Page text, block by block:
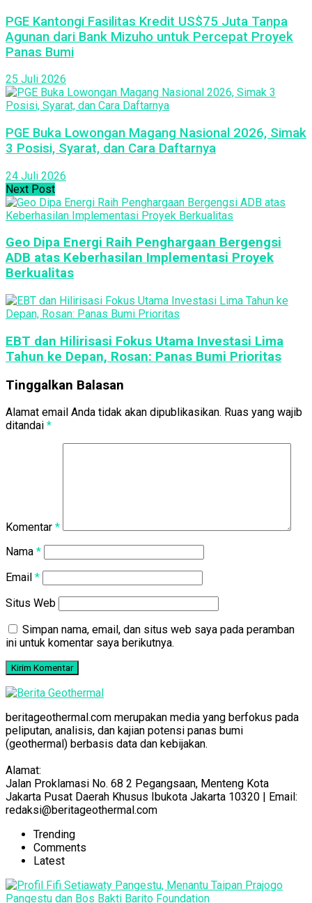
PGE Kantongi Fasilitas Kredit US$75 Juta Tanpa
Agunan dari Bank Mizuho untuk Percepat Proyek
Panas Bumi
25 Juli 2026
PGE Buka Lowongan Magang Nasional 2026, Simak
3 Posisi, Syarat, dan Cara Daftarnya
24 Juli 2026
Next Post
Geo Dipa Energi Raih Penghargaan Bergengsi
ADB atas Keberhasilan Implementasi Proyek
Berkualitas
EBT dan Hilirisasi Fokus Utama Investasi Lima
Tahun ke Depan, Rosan: Panas Bumi Prioritas
Tinggalkan Balasan
Alamat email Anda tidak akan dipublikasikan. Ruas yang wajib
ditandai *
Komentar *
Nama *
Email *
Situs Web
Simpan nama, email, dan situs web saya pada peramban
ini untuk komentar saya berikutnya.
beritageothermal.com merupakan media yang berfokus pada
peliputan, analisis, dan kajian potensi panas bumi
(geothermal) berbasis data dan kebijakan.
Alamat:
Jalan Proklamasi No. 68 2 Pegangsaan, Menteng Kota
Jakarta Pusat Daerah Khusus Ibukota Jakarta 10320 | Email:
redaksi@beritageothermal.com
Trending
Comments
Latest